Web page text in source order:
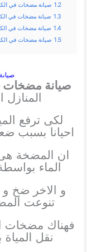
1.2 صيانة مضخات في
1.3 صيانة مضخات في
1.4 صيانة مضخات في
1.5 صيانة مضخات في
صيانة مضخات
لكى ترفع
احيانا بسبب
ان المضخة
الماء
و الاخر ضخ
تنوعت
فهناك مضخات
نقل